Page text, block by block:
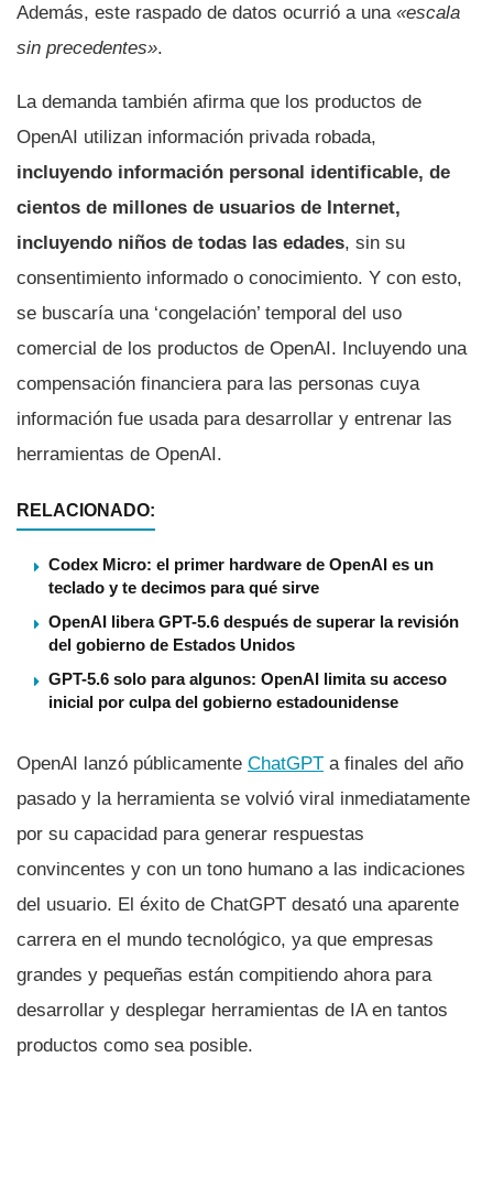
Además, este raspado de datos ocurrió a una «escala
sin precedentes».
La demanda también afirma que los productos de
OpenAI utilizan información privada robada,
incluyendo información personal identificable, de
cientos de millones de usuarios de Internet,
incluyendo niños de todas las edades, sin su
consentimiento informado o conocimiento. Y con esto,
se buscaría una ‘congelación’ temporal del uso
comercial de los productos de OpenAI. Incluyendo una
compensación financiera para las personas cuya
información fue usada para desarrollar y entrenar las
herramientas de OpenAI.
RELACIONADO:
Codex Micro: el primer hardware de OpenAI es un
teclado y te decimos para qué sirve
OpenAI libera GPT-5.6 después de superar la revisión
del gobierno de Estados Unidos
GPT-5.6 solo para algunos: OpenAI limita su acceso
inicial por culpa del gobierno estadounidense
OpenAI lanzó públicamente ChatGPT a finales del año
pasado y la herramienta se volvió viral inmediatamente
por su capacidad para generar respuestas
convincentes y con un tono humano a las indicaciones
del usuario. El éxito de ChatGPT desató una aparente
carrera en el mundo tecnológico, ya que empresas
grandes y pequeñas están compitiendo ahora para
desarrollar y desplegar herramientas de IA en tantos
productos como sea posible.